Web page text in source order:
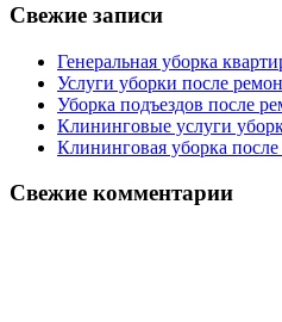
Свежие записи
Генеральная уборка
Услуги уборки после
Уборка подъездов после
Клининговые услуги
Клининговая уборка после
Свежие комментарии